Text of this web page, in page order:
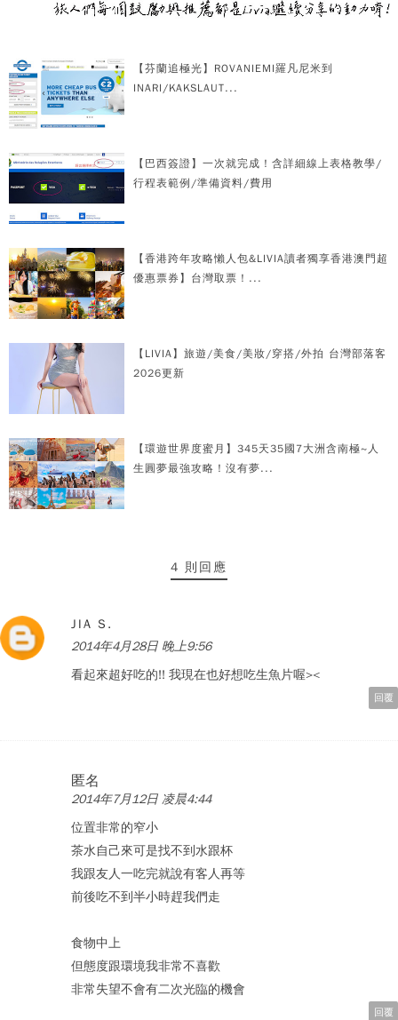
【芬蘭追極光】ROVANIEMI羅凡尼米到
INARI/KAKSLAUT...
【巴西簽證】一次就完成！含詳細線上表格教學/
行程表範例/準備資料/費用
【香港跨年攻略懶人包&LIVIA讀者獨享香港澳門超
優惠票券】台灣取票！...
【LIVIA】旅遊/美食/美妝/穿搭/外拍 台灣部落客
2026更新
【環遊世界度蜜月】345天35國7大洲含南極~人
生圓夢最強攻略！沒有夢...
4 則回應
JIA S.
2014年4月28日 晚上9:56
看起來超好吃的!! 我現在也好想吃生魚片喔><
回覆
匿名
2014年7月12日 凌晨4:44
位置非常的窄小
茶水自己來可是找不到水跟杯
我跟友人一吃完就說有客人再等
前後吃不到半小時趕我們走
食物中上
但態度跟環境我非常不喜歡
非常失望不會有二次光臨的機會
回覆